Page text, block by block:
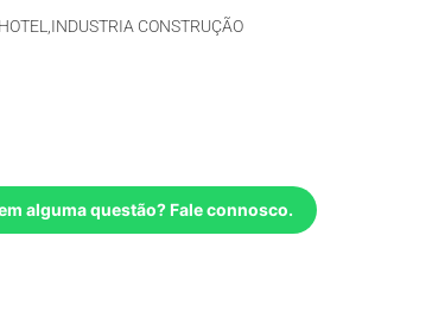
HOTEL,INDUSTRIA CONSTRUÇÃO
alguma questão? Fale connosco.